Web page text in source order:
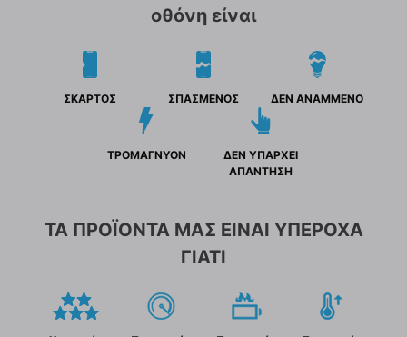
οθόνη είναι
ΣΚΑΡΤΟΣ ΣΠΑΣΜΕΝΟΣ ΔΕΝ ΑΝΑΜΜΕΝΟ
ΤΡΟΜΑΓΝΥΟΝ
ΔΕΝ ΥΠΑΡΧΕΙ
ΑΠΑΝΤΗΣΗ
ΤΑ ΠΡΟΪΟΝΤΑ ΜΑΣ ΕΙΝΑΙ ΥΠΕΡΟΧΑ
ΓΙΑΤΙ